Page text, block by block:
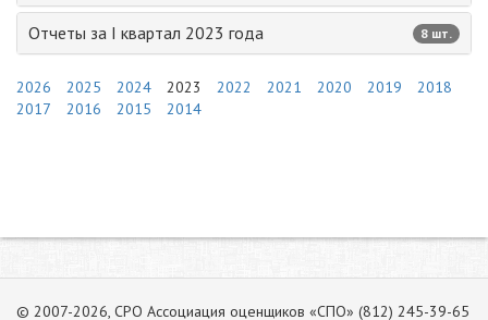
Отчеты за I квартал 2023 года 8 шт.
2026 2025 2024 2023 2022 2021 2020 2019
2018
2017
2016 2015 2014
© 2007-2026, СРО Ассоциация оценщиков «СПО» (812) 245-39-65